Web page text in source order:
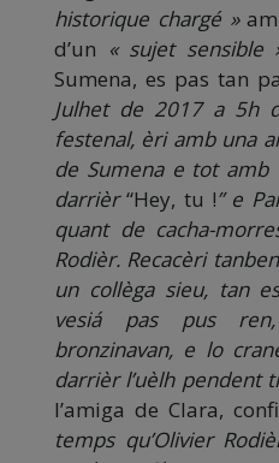
historique chargé »
d’un « sujet sensible
Sumena, es pas tan
Julhet de 2017 a 5h
festenal, èri amb una
de Sumena e tot amb
darrièr“Hey, tu !” e
quant de cacha-
Rodièr. Recacèri
un collèga sieu, tan
vesiá pas pus
bronzinavan, e lo
darrièr l’uèlh pendent
l’amiga de Clara,
temps qu’Olivier